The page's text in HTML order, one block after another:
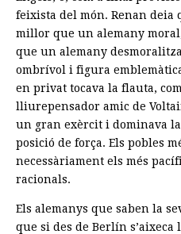
feixista del món. Renan deia
millor que un alemany
que un alemany
ombrívol i figura
en privat tocava la flauta,
lliurepensador amic de
un gran exèrcit i dominava
posició de força. Els pobles
necessàriament els més
racionals.
Els alemanys que saben la
que si des de Berlín s’aixeca